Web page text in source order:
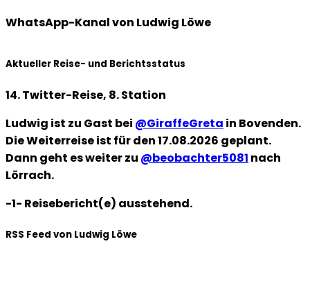
WhatsApp-Kanal von Ludwig Löwe
Aktueller Reise- und Berichtsstatus
14. Twitter-Reise, 8. Station
Ludwig ist zu Gast bei @GiraffeGreta in Bovenden.
Die Weiterreise ist für den 17.08.2026 geplant.
Dann geht es weiter zu @beobachter5081 nach
Lörrach.
-1- Reisebericht(e) ausstehend.
RSS Feed von Ludwig Löwe